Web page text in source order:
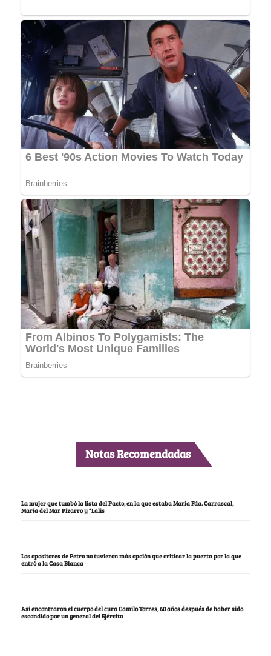
Notas Recomendadas
La mujer que tumbó la lista del Pacto, en la que estaba María Fda. Carrascal,
María del Mar Pizarro y “Lalis
Los opositores de Petro no tuvieron más opción que criticar la puerta por la que
entró a la Casa Blanca
Así encontraron el cuerpo del cura Camilo Torres, 60 años después de haber sido
escondido por un general del Ejército